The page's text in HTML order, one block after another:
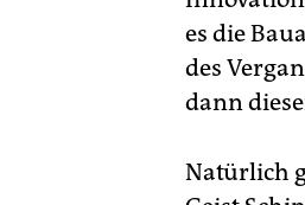
es die
des
dann
Natürlich